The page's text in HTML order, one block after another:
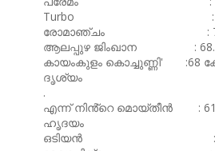
Turbo : 72
രോമാഞ്ചം : 71
ആലപ്പുഴ ജിംഖാന : 68.5
കായംകുളം കൊച്ചുണ്ണി' :68
ദൃശ്യം : 63
.
എന്ന് നിൻ്റെ മൊയ്തീൻ : 61
ഹൃദയം : 59
ഒടിയൻ : 57